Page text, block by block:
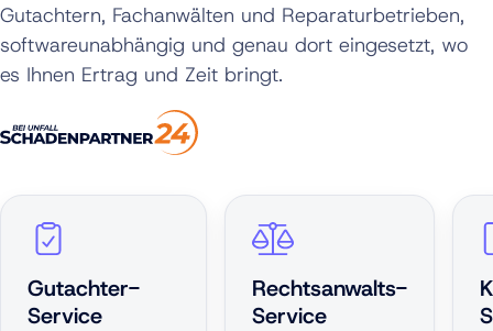
Gutachtern, Fachanwälten und Reparaturbetrieben,
softwareunabhängig und genau dort eingesetzt, wo
es Ihnen Ertrag und Zeit bringt.
Gutachter-
Service
Rechtsanwalts-
Service